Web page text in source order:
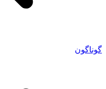
گوناگون